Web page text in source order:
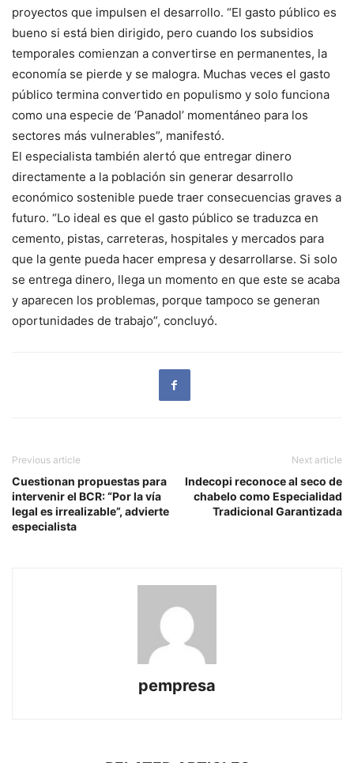
proyectos que impulsen el desarrollo. “El gasto público es
bueno si está bien dirigido, pero cuando los subsidios
temporales comienzan a convertirse en permanentes, la
economía se pierde y se malogra. Muchas veces el gasto
público termina convertido en populismo y solo funciona
como una especie de ‘Panadol’ momentáneo para los
sectores más vulnerables”, manifestó.
El especialista también alertó que entregar dinero
directamente a la población sin generar desarrollo
económico sostenible puede traer consecuencias graves a
futuro. “Lo ideal es que el gasto público se traduzca en
cemento, pistas, carreteras, hospitales y mercados para
que la gente pueda hacer empresa y desarrollarse. Si solo
se entrega dinero, llega un momento en que este se acaba
y aparecen los problemas, porque tampoco se generan
oportunidades de trabajo”, concluyó.
Previous article
Cuestionan propuestas para
intervenir el BCR: “Por la vía
legal es irrealizable”, advierte
especialista
Next article
Indecopi reconoce al seco de
chabelo como Especialidad
Tradicional Garantizada
pempresa